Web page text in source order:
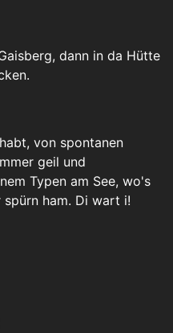
dann in da Hütte
von spontanen
geil und
Typen am See, wo's
ham. Di wart i!